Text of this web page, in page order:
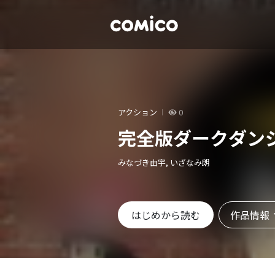
アクション 0
完全版ダークダン
みなづき由宇, いざなみ朗
はじめから読む 作品情報